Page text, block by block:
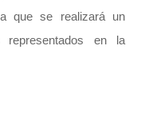
que se realizará un
en la